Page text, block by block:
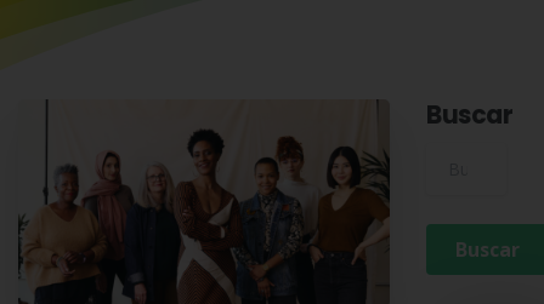
Buscar